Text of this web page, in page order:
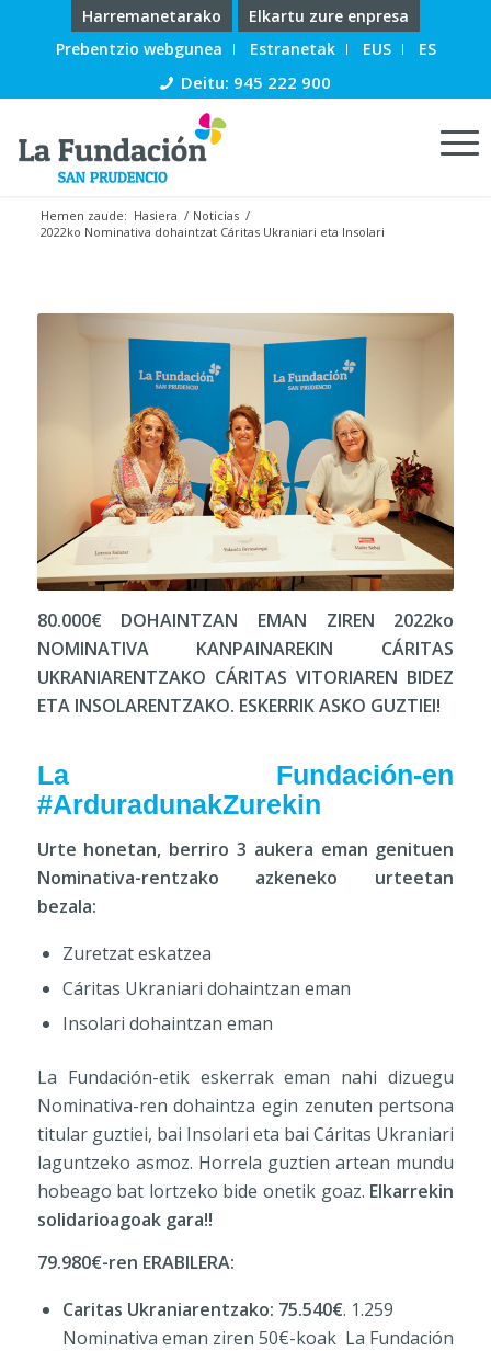
Harremanetarako
Elkartu zure enpresa
Prebentzio webgunea
Estranetak EUS ES
Deitu: 945 222 900
Hemen zaude: Hasiera / Noticias /
2022ko Nominativa dohaintzat Cáritas Ukraniari eta Insolari
80.000€ DOHAINTZAN EMAN ZIREN 2022ko
NOMINATIVA KANPAINAREKIN CÁRITAS
UKRANIARENTZAKO CÁRITAS VITORIAREN BIDEZ
ETA INSOLARENTZAKO. ESKERRIK ASKO GUZTIEI!
La Fundación-en
#ArduradunakZurekin
Urte honetan, berriro 3 aukera eman genituen
Nominativa-rentzako azkeneko urteetan
bezala:
Zuretzat eskatzea
Cáritas Ukraniari dohaintzan eman
Insolari dohaintzan eman
La Fundación-etik eskerrak eman nahi dizuegu
Nominativa-ren dohaintza egin zenuten pertsona
titular guztiei, bai Insolari eta bai Cáritas Ukraniari
laguntzeko asmoz. Horrela guztien artean mundu
hobeago bat lortzeko bide onetik goaz. Elkarrekin
solidarioagoak gara!!
79.980€-ren ERABILERA:
Caritas Ukraniarentzako: 75.540€. 1.259
Nominativa eman ziren 50€-koak La Fundación